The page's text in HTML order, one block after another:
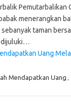
menerangkan
taman
dijuluki…
Uang
Mendapatkan Uang ,